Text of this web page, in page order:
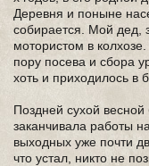
Деревня и поныне
собирается. Мой дед,
мотористом в
пору посева и сбора
хоть и приходилось в
Поздней сухой весной
заканчивала работы
выходных уже почти
что устал, никто не